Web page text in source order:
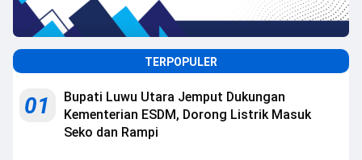
TERPOPULER
01
Bupati Luwu Utara Jemput Dukungan
Kementerian ESDM, Dorong Listrik Masuk
Seko dan Rampi